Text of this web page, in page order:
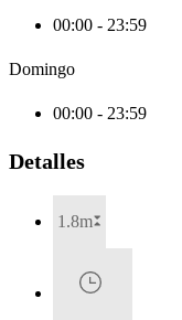
00:00 - 23:59
Domingo
00:00 - 23:59
Detalles
1.8m